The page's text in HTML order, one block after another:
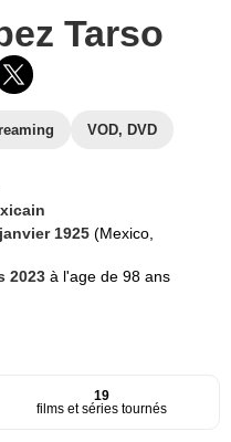
Tarso
VOD, DVD
1925(Mexico,
2023à l'age de 98 ans
19
films et séries tournés